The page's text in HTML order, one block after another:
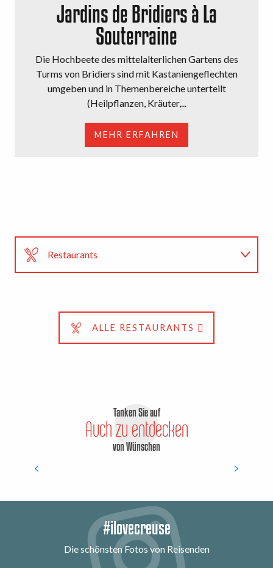
Jardins de Bridiers à La
Souterraine
Die Hochbeete des mittelalterlichen Gartens des
Turms von Bridiers sind mit Kastaniengeflechten
umgeben und in Themenbereiche unterteilt
(Heilpflanzen, Kräuter,...
MEHR ERFAHREN
Restaurants
Alle WanderungenALLE RESTAURANTS
Tanken Sie auf
Auch zu entdecken
von Wünschen
#ilovecreuse
Die schönsten Fotos von Reisenden